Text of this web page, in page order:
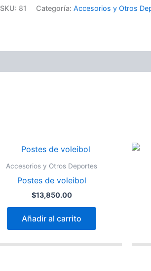
SKU: 81 Categoría: Accesorios y Otros
Accesorios y Otros Deportes
Postes de voleibol
$13,850.00
Añadir al carrito